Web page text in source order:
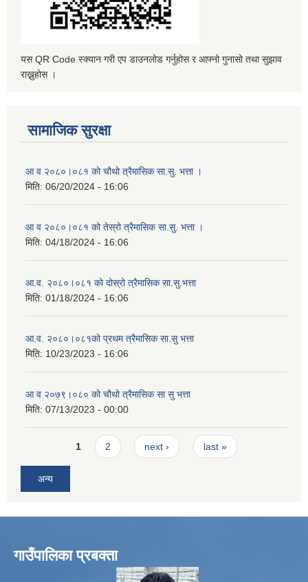
यस QR Code स्क्यान गरी एप डाउनलोड गर्नुहोस र आफ्नो गुनासो तथा सुझाव
राख्नुहोस ।
सामाजिक सुरक्षा
आ व २०८०।०८१ को चौथो त्रैमासिक सा.सु. भत्ता ।
मिति: 06/20/2024 - 16:06
आ व २०८०।०८१ को तेस्रो त्रैमासिक सा.सु. भत्ता ।
मिति: 04/18/2024 - 16:06
आ.व. २०८०।०८१ को दोस्रो त्रैमासिक सा.सु.भत्ता
मिति: 01/18/2024 - 16:06
आ.व. २०८०।०८१को प्रथम त्रैमासिक सा.सु भत्ता
मिति: 10/23/2023 - 16:06
आ व २०७९।०८० को चौथो त्रैमासिक सा सु भत्ता
मिति: 07/13/2023 - 00:00
Pages1 2 next › last »
अन्य
गाउँपालिका प्रबक्ता